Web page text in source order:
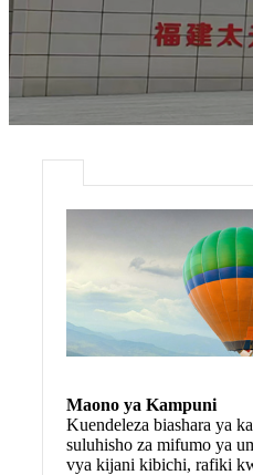
Maono ya Kampuni
Kuendeleza biashara ya
suluhisho za mifumo ya
vya kijani kibichi, rafiki